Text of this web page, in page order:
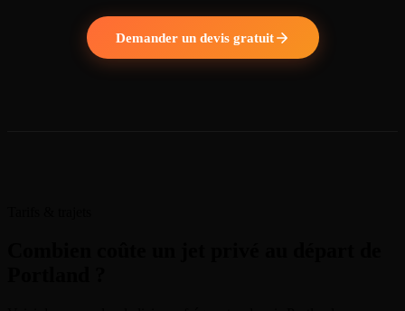
Demander un devis gratuit